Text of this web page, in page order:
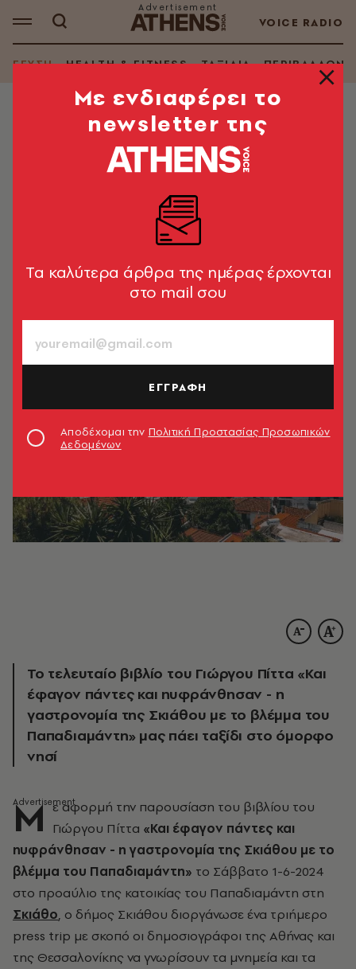
VOICE RADIO
ΓΕΥΣΗ HEALTH & FITNESS ΤΑΞΙΔΙΑ ΠΕΡΙΒΑΛΛΟΝ
ΘΕΜΑΤΑ ΓΕΥΣΗΣ
Η γαστρονομία της Σκιάθου με το
βλέμμα του Παπαδιαμάντη στο νέο
βιβλίο του Γιώργου Πίττα
Κι ένα ταξίδι στις κρυμμένες ομορφιές του νησιού
Greek Gastronomy Guide / Γιώργος
Το τελευταίο βιβλίο του Γιώργου Πίττα «Και
έφαγον πάντες και ηυφράνθησαν - η
γαστρονομία της Σκιάθου με το βλέμμα του
Παπαδιαμάντη» μας πάει ταξίδι στο όμορφο
νησί
Μ ε αφορμή την παρουσίαση του βιβλίου του
Γιώργου Πίττα «Και έφαγον πάντες και
ηυφράνθησαν - η γαστρονομία της Σκιάθου με το
βλέμμα του Παπαδιαμάντη» το Σάββατο 1-6-2024
στο προαύλιο της κατοικίας του Παπαδιαμάντη στη
Σκιάθο, ο δήμος Σκιάθου διοργάνωσε ένα τριήμερο
press trip με σκοπό οι δημοσιογράφοι της Αθήνας και
της Θεσσαλονίκης να γνωρίσουν τα μνημεία και τα
Mε ενδιαφέρει το
newsletter της
Tα καλύτερα άρθρα της ημέρας έρχονται
στο mail σου
ΕΓΓΡΑΦΗ
Αποδέχομαι την Πολιτική Προστασίας Προσωπικών
Δεδομένων